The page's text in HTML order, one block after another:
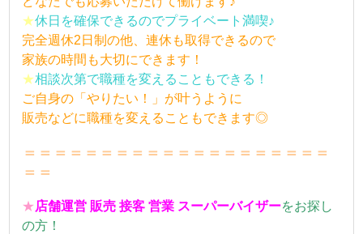
★休日を確保できるのでプライベート満喫♪
完全週休2日制の他、連休も取得できるので
家族の時間も大切にできます！
★相談次第で職種を変えることもできる！
ご自身の「やりたい！」が叶うように
販売などに職種を変えることもできます◎
＝＝＝＝＝＝＝＝＝＝＝＝＝＝＝＝＝＝＝＝
＝＝
★店舗運営 販売 接客 営業 スーパーバイザーをお探し
の方！